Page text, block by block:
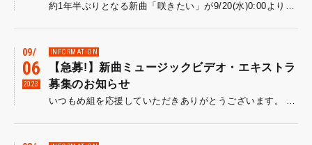
約1年半ぶりとなる新曲「咲きたい」が9/20(水)0:00より配信リリースされることが決定しました！！ リリースに先駆けてジャケ写を解禁！ また、この楽曲はめ組にとって初のタイアップとなる、 伊勢丹新宿店新宿出店90周年を記念する企画「新宿90スナップ」のコラボソングに決定しています!! 【新宿90スナップ】 新宿90スナップのテーマは「このまちを、ステージに」。新宿のまちの魅力を発信するために、 新宿のまちとそこで輝く人びとにフォーカスを当てたスナップ写真を展開する企画となっており、9月20日(水)よりスタート! なお、特設サイトでは本日9月20日(水)の午前10:00より15秒のティザー映像が公開されており、
09
06
2023
INFORMATION
【急募!】新曲ミュージックビデオ・エキストラ
募集のお知らせ
いつもめ組を応援していただきありがとうございます。 この度、め組の新曲ミュージックビデオを制作することになりました！ そこで今回、新曲MV内のめ組演奏シーンにおける観客エキストラとして、組員の皆さまの中から募集をいたします。 エキストラにご参加頂いた皆さまはMVのエンドクレジット欄にお名前(組員ネーム)を入れさせて頂く予定です！ 下記の概要をお読みいただき、参加をご希望の方は以下の応募フォームより奮ってご応募ください。 ▶▶応募フォームはこちら 【撮影予定日時】 2023年9月15日(金)10:00~14:00ごろ(予定) ※ 撮影状況により時間が前後する場合がございます ※ 当選された方には改めて時間をご案内いたします 【撮影場所】 東京都内 新宿エリア ※当選された方のみ通知いたします 【応募条件】 9/15(金)10:00ごろからの参加が可能な方 【応募締切】 2023年9月11日(月)20:00まで 【当選案内】 2023年9月12日(火)中にご当選の方へメールにてご連絡します 【お持ちいただくもの】 ・ 当選メール(キャプチャ画像不可) 【注意事項】 必ずお読み頂き、以下内容に同意された方のみご応募下さい ※ ボランティアエキストラとしてのご参加となりますので、当日の謝礼、交通費、宿泊費はご用意しておりません。 ※ ミュージック・ビデオ撮影の為、ミュージック・ビデオ本編にお客様の顔が映る場合がございます。 ※ ご参加いただいた方でも編集の都合でミュージック・ビデオ本編に映らない可能性がありますのでご了承ください。 ※ 撮影場所までは公共機関をご利用下さい。 ※ 撮影終了時間は予定です。当日の進行によっては前後する場合がありますので、時間に余裕を持ってご協力いただける方のみお申し込み下さい。 ※ 当日荷物のお預かりはできませんので、手荷物は少なくまとめてお越しください。また私物の紛失、盗難に関する責任は一切負いかねます。 ※ 当選、落選に関するお問い合わせにはお答えできませんので予めご了承ください。 ※ 当選権利の譲渡、転売は固く禁止致します。 ※ 撮影時はスタッフの指示及び注意事項に従ってください。 従わずに生じた事故に関しましては、当方は一切の責任を負いません。 ※ ご本人確認を行うため、身分証明書(運転免許証、パスポート、保険証等)を必ずご持参ください。 ※ 撮影された内容に関しては、一切の権利を株式会社ロッキング・オン・ジャパンが保有することを確認し、その使用に際しては肖像権を主張しないことをご了承下さい。 ※ 株式会社ロッキング・オン・ジャパン(関連会社を含む)が自由な裁量によってミュージックビデオをテレビ放映、ウェブサイトでの視聴、配信、DVDへの収録といった商品化等の用途に使用することをご了承頂きます。 [個人情報について] ・ ご協力いただいた個人情報については、本作品のエキストラ参加登録と、そのご連絡のやりとりのみに使用させていただきます。 ・ 個人情報保護法に基づいて、目的以外の使用、第三者への売却、譲渡などは一切いたしません。